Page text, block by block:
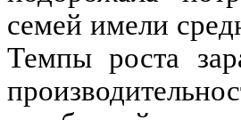
семей имели
Темпы роста